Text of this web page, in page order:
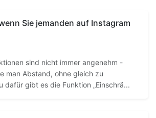
Sie jemanden auf Instagram
sind nicht immer angenehm -
man Abstand, ohne gleich zu
dafür gibt es die Funktion „Einschrä...